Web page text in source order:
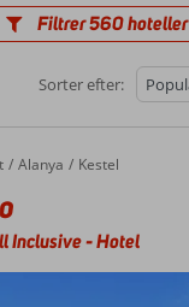
Filtrer 560 hoteller
Sorter efter:
Alanya Kestel
Inclusive-Hotel